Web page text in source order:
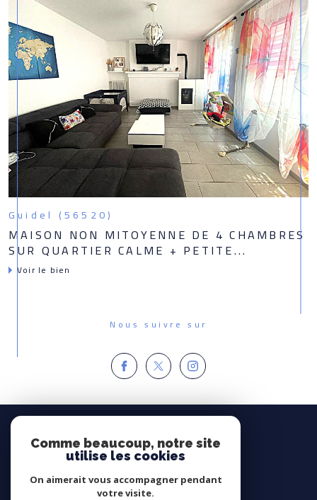
Guidel (56520)
MAISON NON MITOYENNE DE 4 CHAMBRES
SUR QUARTIER CALME + PETITE...
Voir le bien
Nous suivre sur
Espace
PROPRIÉTAIRE
Se connecter
Avis
Comme beaucoup, notre site
utilise les cookies
On aimerait vous accompagner pendant
votre visite.